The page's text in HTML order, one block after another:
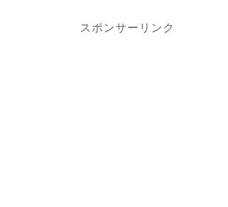
スポンサーリンク